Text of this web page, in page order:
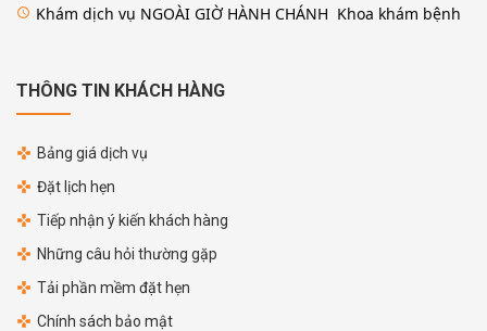
access_time Khám dịch vụ NGOÀI GIỜ HÀNH CHÁNH Khoa khám bệnh
THÔNG TIN KHÁCH HÀNG
Bảng giá dịch vụ
Đặt lịch hẹn
Tiếp nhận ý kiến khách hàng
Những câu hỏi thường gặp
Tải phần mềm đặt hẹn
Chính sách bảo mật